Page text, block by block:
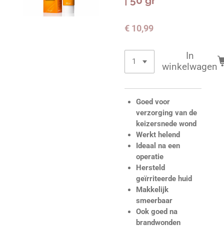
€ 10,99
In
winkelwagen
Goed voor
verzorging van de
keizersnede wond
Werkt helend
Ideaal na een
operatie
Hersteld
geïrriteerde huid
Makkelijk
smeerbaar
Ook goed na
brandwonden